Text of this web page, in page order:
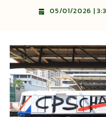
05/01/2026 |